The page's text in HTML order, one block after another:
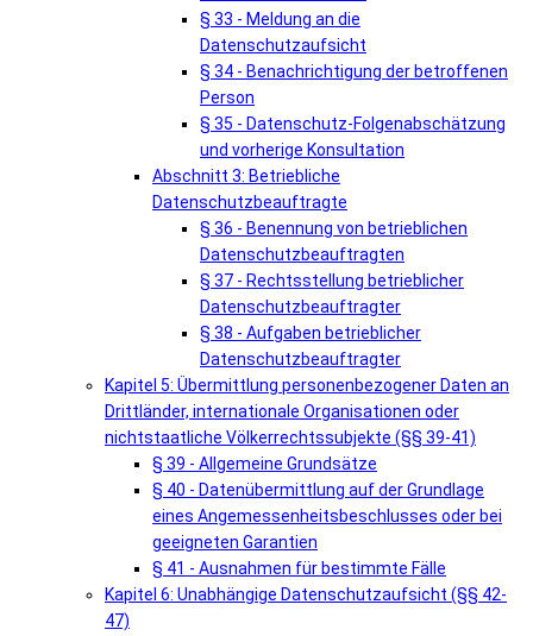
§ 33 - Meldung an die
Datenschutzaufsicht
§ 34 - Benachrichtigung der betroffenen
Person
§ 35 - Datenschutz-Folgenabschätzung
und vorherige Konsultation
Abschnitt 3: Betriebliche
Datenschutzbeauftragte
§ 36 - Benennung von betrieblichen
Datenschutzbeauftragten
§ 37 - Rechtsstellung betrieblicher
Datenschutzbeauftragter
§ 38 - Aufgaben betrieblicher
Datenschutzbeauftragter
Kapitel 5: Übermittlung personenbezogener Daten an
Drittländer, internationale Organisationen oder
nichtstaatliche Völkerrechtssubjekte (§§ 39-41)
§ 39 - Allgemeine Grundsätze
§ 40 - Datenübermittlung auf der Grundlage
eines Angemessenheitsbeschlusses oder bei
geeigneten Garantien
§ 41 - Ausnahmen für bestimmte Fälle
Kapitel 6: Unabhängige Datenschutzaufsicht (§§ 42-
47)